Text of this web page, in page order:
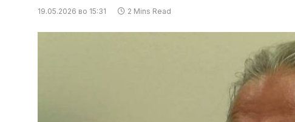
19.05.2026 во 15:31 2 Mins Read